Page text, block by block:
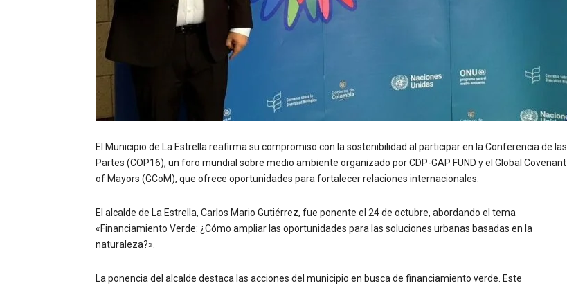
El Municipio de La Estrella reafirma su compromiso con la sostenibilidad al participar en la Conferencia de las
Partes (COP16), un foro mundial sobre medio ambiente organizado por CDP-GAP FUND y el Global Covenant
of Mayors (GCoM), que ofrece oportunidades para fortalecer relaciones internacionales.
El alcalde de La Estrella, Carlos Mario Gutiérrez, fue ponente el 24 de octubre, abordando el tema
«Financiamiento Verde: ¿Cómo ampliar las oportunidades para las soluciones urbanas basadas en la
naturaleza?».
La ponencia del alcalde destaca las acciones del municipio en busca de financiamiento verde. Este